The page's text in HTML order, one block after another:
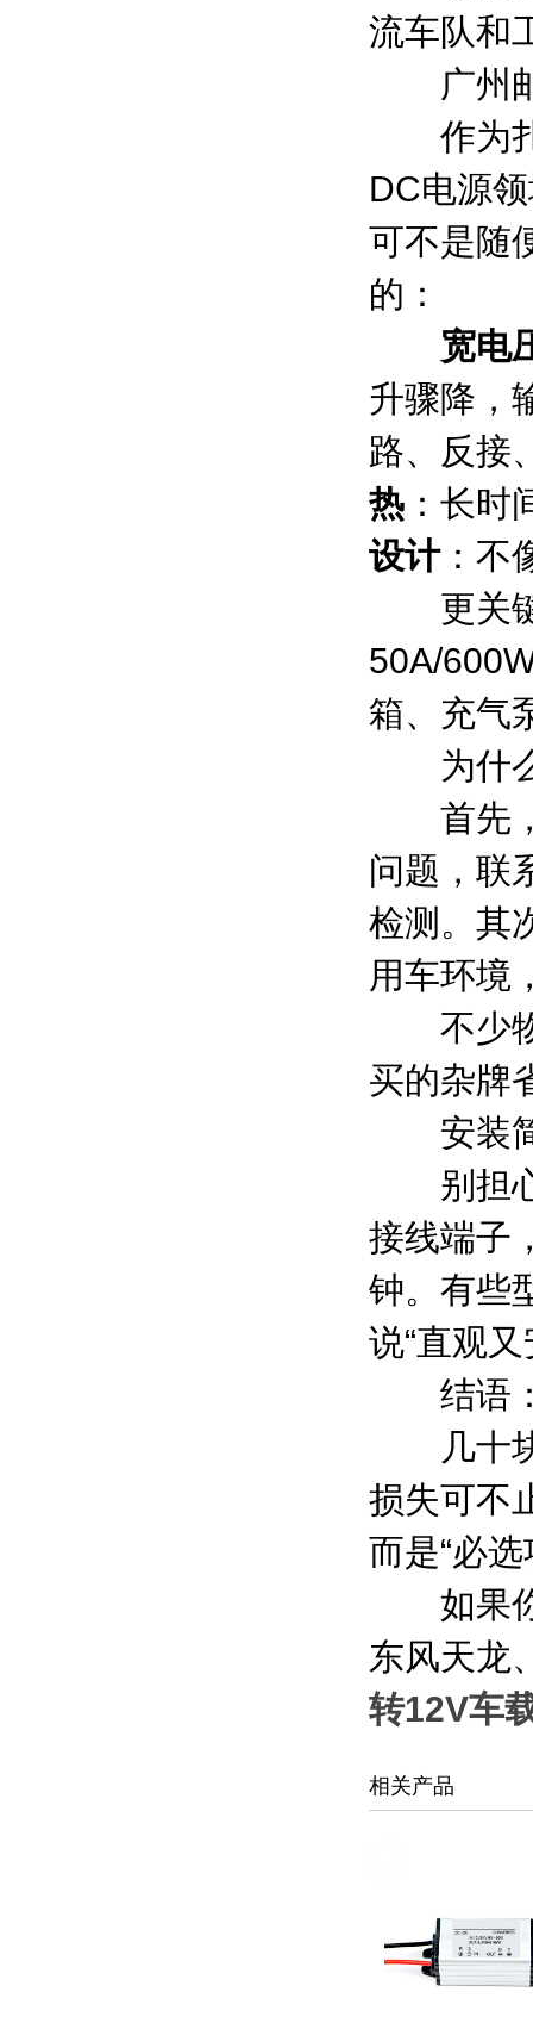
流车队和
广州邮
作为扎
DC电源
可不是随
的：
宽电
升骤降，
路、反接
热 ：长
设计：不
更关键
50A/
箱、充气
为什么
首先
问题，联
检测。其
用车环境
不少物
买的杂牌
安装简
别担心
接线端子
钟。有些
说“直观又
结语：
几十块
损失可不
而是“必选
如果你
东风天龙
转12V车
相关产品